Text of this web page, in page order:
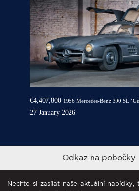
€4,407,800 1956 Mercedes-Benz 300 SL
27 January 2026
Odkaz na pobočky
Nechte si zasílat naše aktuální